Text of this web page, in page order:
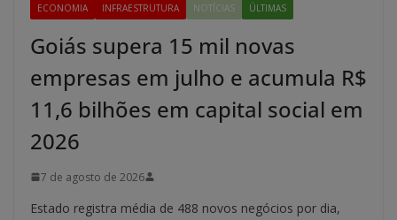
ECONOMIA INFRAESTRUTURA NOTÍCIAS ÚLTIMAS
Goiás supera 15 mil novas
empresas em julho e acumula R$
11,6 bilhões em capital social em
2026
7 de agosto de 2026
Estado registra média de 488 novos negócios por dia,